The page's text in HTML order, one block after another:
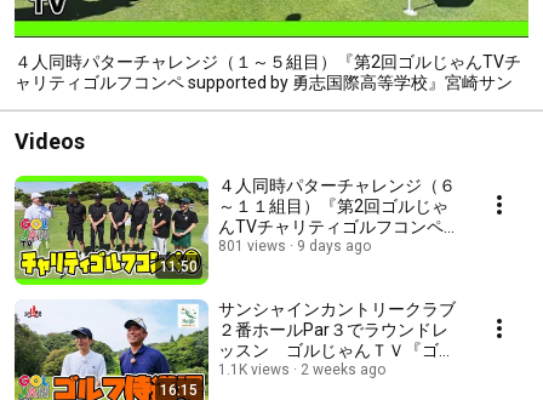
４人同時パターチャレンジ（１～５組目）『第2回ゴルじゃんTVチ
ャリティゴルフコンペ supported by 勇志国際高等学校』宮崎サン
Videos
11:50
４人同時パターチャレンジ（６
～１１組目）『第2回ゴルじゃ
んTVチャリティゴルフコンペ
supported by 勇志国際高等学
801 views 9 days ago
16:15
サンシャインカントリークラブ
２番ホールPar３でラウンドレ
ッスン ゴルじゃんＴＶ『ゴル
フ侍道場・木村つづく編 』
1.1K views 2 weeks ago